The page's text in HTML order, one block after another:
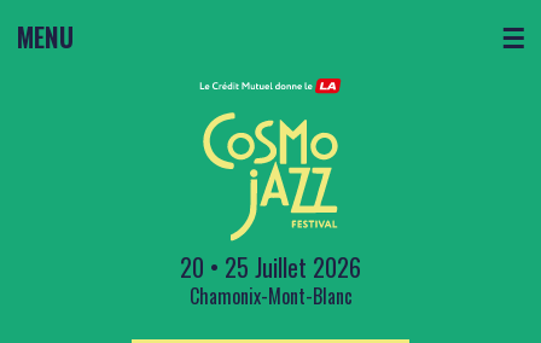
MENU ☰
20 • 25 Juillet 2026
Chamonix-Mont-Blanc